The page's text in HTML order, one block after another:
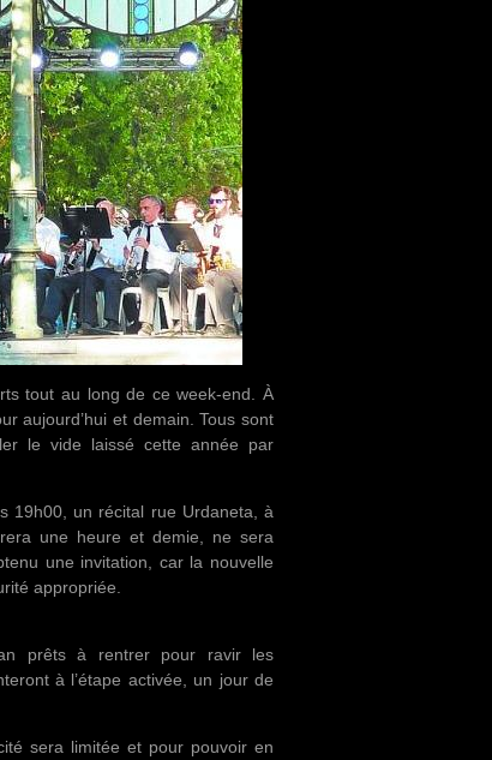
tout au long de ce week-end. À
aujourd’hui et demain. Tous sont
le vide laissé cette année par
19h00, un récital rue Urdaneta, à
une heure et demie, ne sera
une invitation, car la nouvelle
appropriée.
prêts à rentrer pour ravir les
à l’étape activée, un jour de
sera limitée et pour pouvoir en